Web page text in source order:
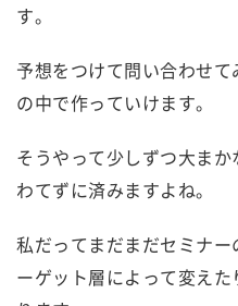
す。
予想をつけて問い合わせ
の中で作っていけます。
そうやって少しずつ大ま
わてずに済みますよね。
私だってまだまだセミナ
ーゲット層によって変え